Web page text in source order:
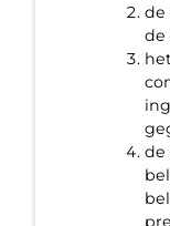
de
de
de